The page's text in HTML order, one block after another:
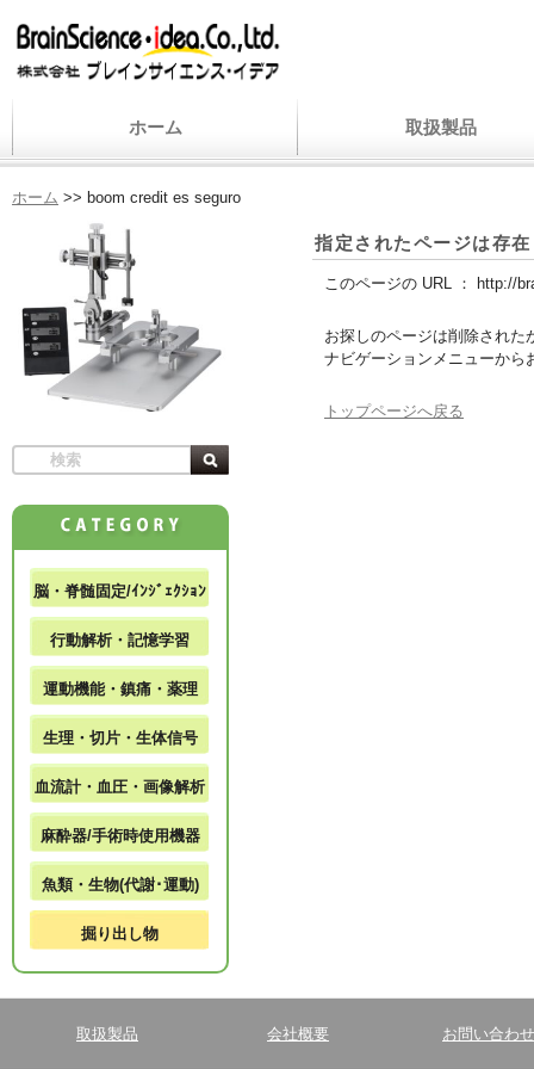
ホーム 取扱製品
ホーム >> boom credit es seguro
指定されたページは存
このページの URL ： http://
お探しのページは削除された
ナビゲーションメニューから
トップページへ戻る
脳・脊髄固定/ｲﾝｼﾞｪｸｼｮﾝ
行動解析・記憶学習
運動機能・鎮痛・薬理
生理・切片・生体信号
血流計・血圧・画像解析
麻酔器/手術時使用機器
魚類・生物(代謝･運動)
掘り出し物
取扱製品 会社概要 お問い合わせ